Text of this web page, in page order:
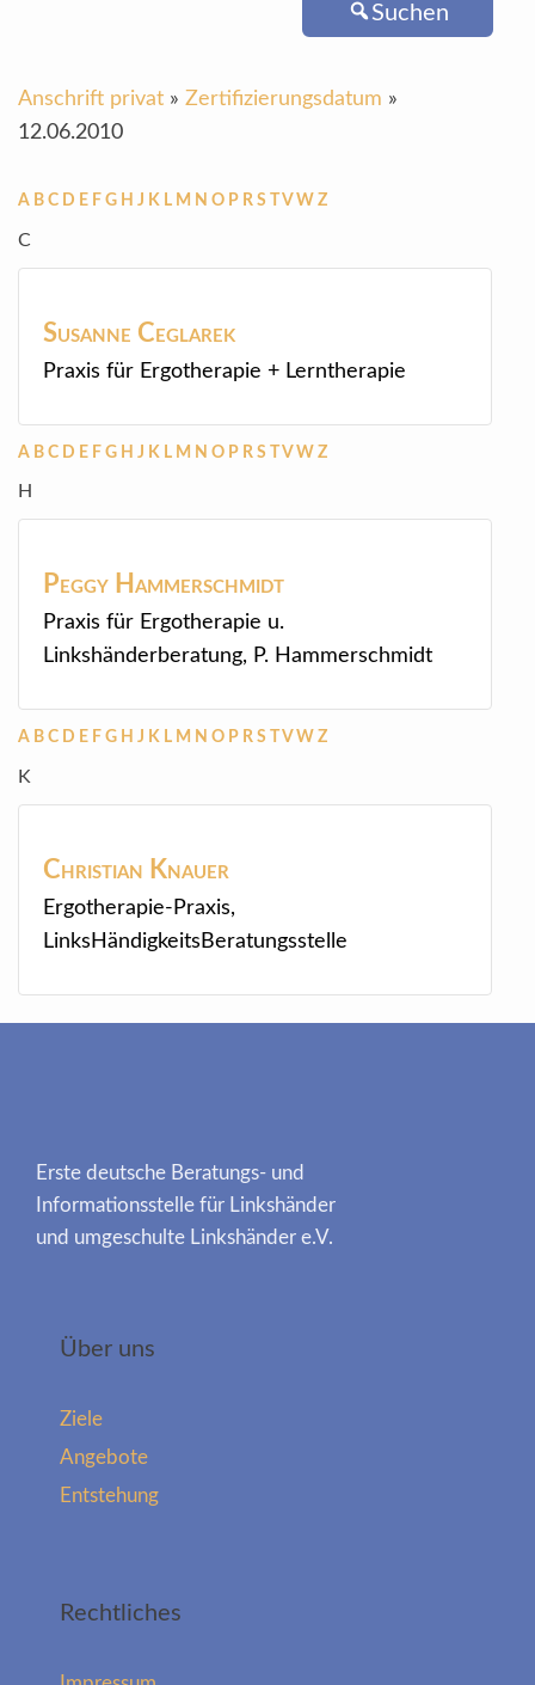
Suchen
Anschrift privat » Zertifizierungsdatum »
12.06.2010
A B C D E F G H J K L M N O P R S V W Z
C
Susanne Ceglarek
Praxis für Ergotherapie + Lerntherapie
A B C D E F G H J K L M N O P R S TV W Z
H
Peggy Hammerschmidt
Praxis für Ergotherapie u.
Linkshänderberatung, P. Hammerschmidt
A B C D E F G H J K L M N O P R S V W Z
K
Christian Knauer
Ergotherapie-Praxis,
LinksHändigkeitsBeratungsstelle
Erste deutsche Beratungs- und
Informationsstelle für Linkshänder
und umgeschulte Linkshänder e.V.
Über uns
Ziele
Angebote
Entstehung
Rechtliches